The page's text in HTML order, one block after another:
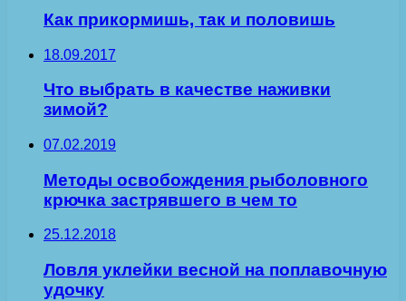
Как прикормишь, так и половишь
18.09.2017
Что выбрать в качестве наживки
зимой?
07.02.2019
Методы освобождения рыболовного
крючка застрявшего в чем то
25.12.2018
Ловля уклейки весной на поплавочную
удочку